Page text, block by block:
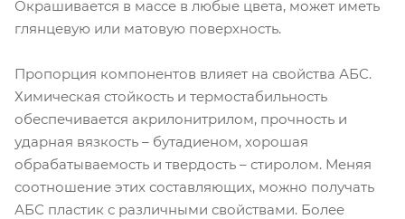
Окрашивается в массе в любые цвета, может иметь
глянцевую или матовую поверхность.
Пропорция компонентов влияет на свойства АБС.
Химическая стойкость и термостабильность
обеспечивается акрилонитрилом, прочность и
ударная вязкость – бутадиеном, хорошая
обрабатываемость и твердость – стиролом. Меняя
соотношение этих составляющих, можно получать
АБС пластик с различными свойствами. Более